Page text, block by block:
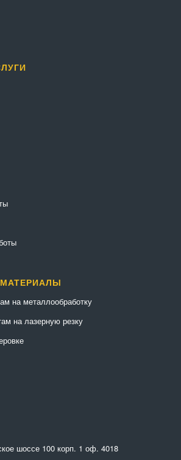
на металлообработку
на лазерную резку
шоссе 100 корп. 1 оф. 4018